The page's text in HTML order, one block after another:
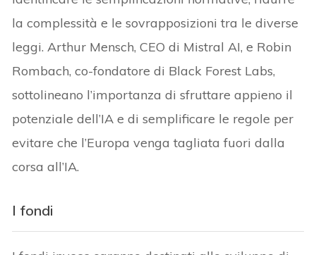
la complessità e le sovrapposizioni tra le diverse
leggi. Arthur Mensch, CEO di Mistral AI, e Robin
Rombach, co-fondatore di Black Forest Labs,
sottolineano l’importanza di sfruttare appieno il
potenziale dell’IA e di semplificare le regole per
evitare che l’Europa venga tagliata fuori dalla
corsa all’IA.
I fondi